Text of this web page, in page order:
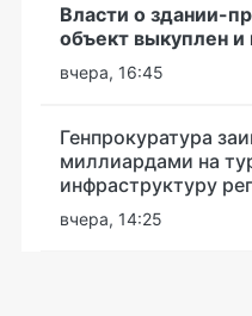
Власти о здании-
объект выкуплен и
вчера, 16:45
Генпрокуратура
миллиардами на
инфраструктуру
вчера, 14:25